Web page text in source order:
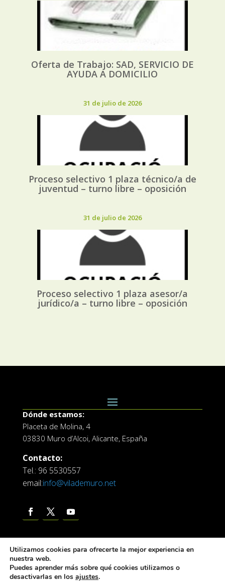
Oferta de Trabajo: SAD, SERVICIO DE
AYUDA A DOMICILIO
31 de julio de 2026
Proceso selectivo 1 plaza técnico/a de
juventud – turno libre – oposición
31 de julio de 2026
Proceso selectivo 1 plaza asesor/a
jurídico/a – turno libre – oposición
Dónde estamos:
Placeta de Molina, 4
03830 Muro d’Alcoi, Alicante, España
Contacto:
Tel.: 96 5530557
email:info@vilademuro.net
Web desarrollada por el Servicio de Informatica de
Utilizamos cookies para ofrecerte la mejor experiencia en
nuestra web.
Puedes aprender más sobre qué cookies utilizamos o
desactivarlas en los ajustes.